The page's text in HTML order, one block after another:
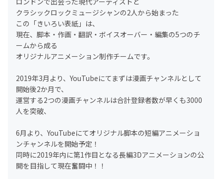
クラシックロックミュージシャンの2人から始まった
この「きいろい表紙」は、
現在、脚本・作画・翻訳・ボイスオーバー・編集の5つのチ
ームから成る
オリジナルアニメーション制作チームです。
2019年3月より、YouTubeにてまずは漫画チャンネルとして
開始後2か月で、
運営する2つの漫画チャンネルは合計登録者数が早くも3000
人を突破、
6月より、YouTubeにてオリジナル脚本の短編アニメーショ
ンチャンネルを開始予定！
同時に2019年内に第1作目となる長編3Dアニメーションの公
開を目指して現在奮闘中！！